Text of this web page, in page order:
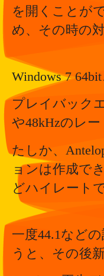
を開くことが
め、その時の
Windows 7
プレイバック
や48kHzのレ
たしか、
ョンは作成で
どハイレート
一度44.1など
うと、その後